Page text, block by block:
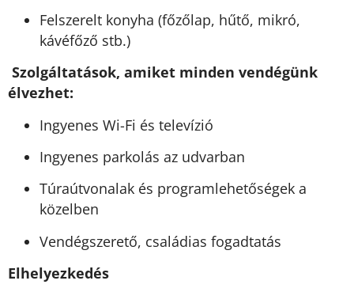
Felszerelt konyha (főzőlap, hűtő, mikró,
kávéfőző stb.)
Szolgáltatások, amiket minden vendégünk
élvezhet:
Ingyenes Wi-Fi és televízió
Ingyenes parkolás az udvarban
Túraútvonalak és programlehetőségek a
közelben
Vendégszerető, családias fogadtatás
Elhelyezkedés